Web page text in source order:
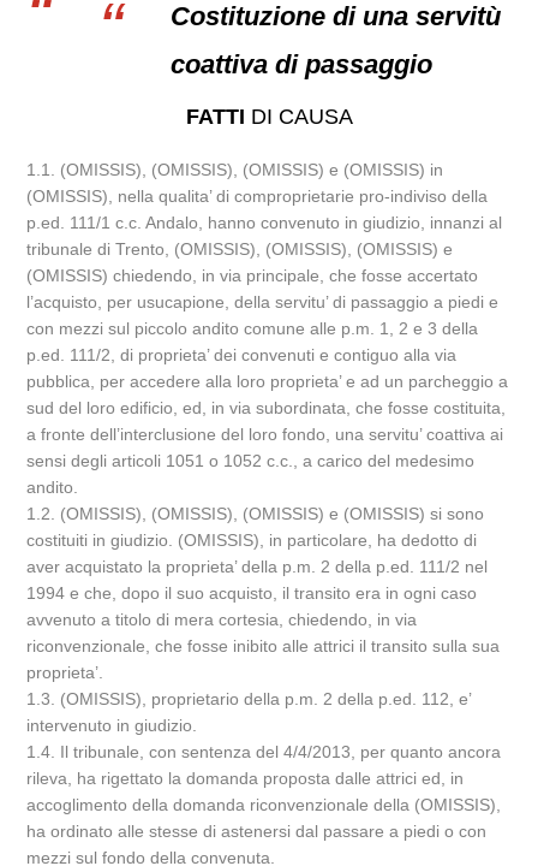
Costituzione di una servitù
coattiva di passaggio
FATTI DI CAUSA
1.1. (OMISSIS), (OMISSIS), (OMISSIS) e (OMISSIS) in
(OMISSIS), nella qualita’ di comproprietarie pro-indiviso della
p.ed. 111/1 c.c. Andalo, hanno convenuto in giudizio, innanzi al
tribunale di Trento, (OMISSIS), (OMISSIS), (OMISSIS) e
(OMISSIS) chiedendo, in via principale, che fosse accertato
l’acquisto, per usucapione, della servitu’ di passaggio a piedi e
con mezzi sul piccolo andito comune alle p.m. 1, 2 e 3 della
p.ed. 111/2, di proprieta’ dei convenuti e contiguo alla via
pubblica, per accedere alla loro proprieta’ e ad un parcheggio a
sud del loro edificio, ed, in via subordinata, che fosse costituita,
a fronte dell’interclusione del loro fondo, una servitu’ coattiva ai
sensi degli articoli 1051 o 1052 c.c., a carico del medesimo
andito.
1.2. (OMISSIS), (OMISSIS), (OMISSIS) e (OMISSIS) si sono
costituiti in giudizio. (OMISSIS), in particolare, ha dedotto di
aver acquistato la proprieta’ della p.m. 2 della p.ed. 111/2 nel
1994 e che, dopo il suo acquisto, il transito era in ogni caso
avvenuto a titolo di mera cortesia, chiedendo, in via
riconvenzionale, che fosse inibito alle attrici il transito sulla sua
proprieta’.
1.3. (OMISSIS), proprietario della p.m. 2 della p.ed. 112, e’
intervenuto in giudizio.
1.4. Il tribunale, con sentenza del 4/4/2013, per quanto ancora
rileva, ha rigettato la domanda proposta dalle attrici ed, in
accoglimento della domanda riconvenzionale della (OMISSIS),
ha ordinato alle stesse di astenersi dal passare a piedi o con
mezzi sul fondo della convenuta.